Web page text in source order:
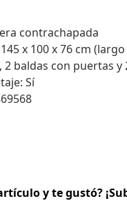
contrachapada
x 100 x 76 cm
2 baldas con puertas
Sí
y te gustó?